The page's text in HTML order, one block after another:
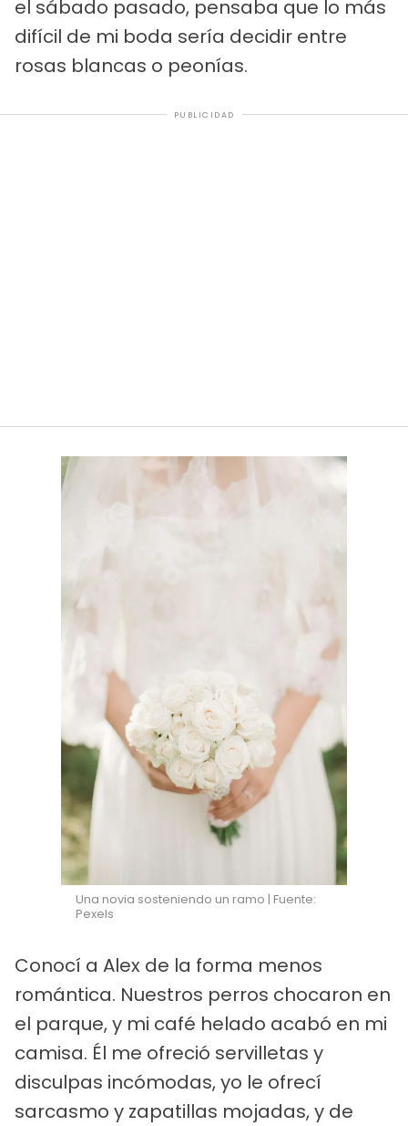
el sábado pasado, pensaba que lo más
difícil de mi boda sería decidir entre
rosas blancas o peonías.
PUBLICIDAD
Una novia sosteniendo un ramo | Fuente:
Pexels
Conocí a Alex de la forma menos
romántica. Nuestros perros chocaron en
el parque, y mi café helado acabó en mi
camisa. Él me ofreció servilletas y
disculpas incómodas, yo le ofrecí
sarcasmo y zapatillas mojadas, y de